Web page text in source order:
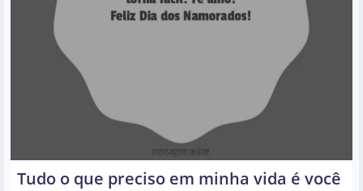
Tudo o que preciso em minha vida é você